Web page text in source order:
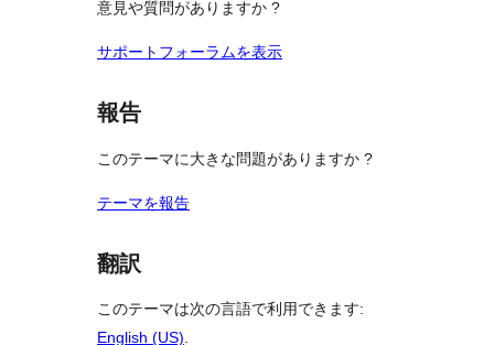
ー
意見や質問がありますか ?
サポートフォーラムを表示
報告
このテーマに大きな問題がありますか ?
テーマを報告
翻訳
このテーマは次の言語で利用できます:
English (US).